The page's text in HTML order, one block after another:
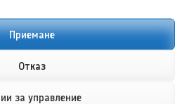
Приемане
Отказ
за управление